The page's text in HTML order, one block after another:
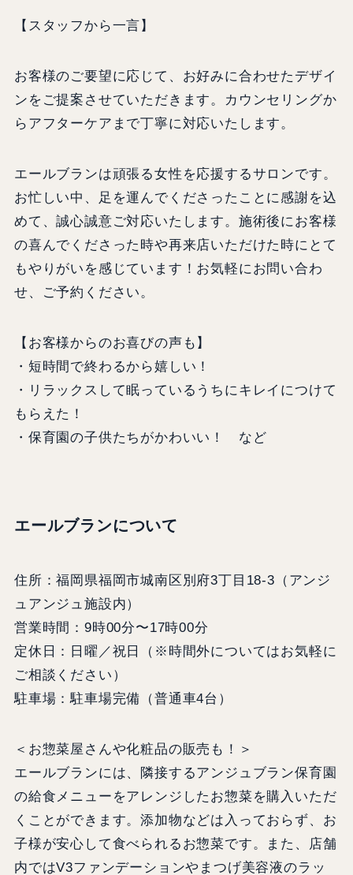
【スタッフから一言】
お客様のご要望に応じて、お好みに合わせたデザイ
ンをご提案させていただきます。カウンセリングか
らアフターケアまで丁寧に対応いたします。
エールブランは頑張る女性を応援するサロンです。
お忙しい中、足を運んでくださったことに感謝を込
めて、誠心誠意ご対応いたします。施術後にお客様
の喜んでくださった時や再来店いただけた時にとて
もやりがいを感じています！お気軽にお問い合わ
せ、ご予約ください。
【お客様からのお喜びの声も】
・短時間で終わるから嬉しい！
・リラックスして眠っているうちにキレイにつけて
もらえた！
・保育園の子供たちがかわいい！ など
エールブランについて
住所：福岡県福岡市城南区別府3丁目18-3（アンジ
ュアンジュ施設内）
営業時間：9時00分〜17時00分
定休日：日曜／祝日（※時間外についてはお気軽に
ご相談ください）
駐車場：駐車場完備（普通車4台）
＜お惣菜屋さんや化粧品の販売も！＞
エールブランには、隣接するアンジュブラン保育園
の給食メニューをアレンジしたお惣菜を購入いただ
くことができます。添加物などは入っておらず、お
子様が安心して食べられるお惣菜です。また、店舗
内ではV3ファンデーションやまつげ美容液のラッ